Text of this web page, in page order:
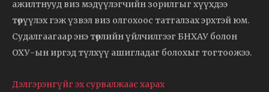
ажилтнууд виз мэдүүлэгчийн зорилгыг хүүхдээ
төрүүлэх гэж үзвэл виз олгохоос татгалзах эрхтэй юм.
Судалгаагаар энэ төрлийн үйлчилгээг БНХАУ болон
ОХУ-ын иргэд түлхүү ашигладаг болохыг тогтоожээ.
Дэлгэрэнгүйг эх сурвалжаас харах